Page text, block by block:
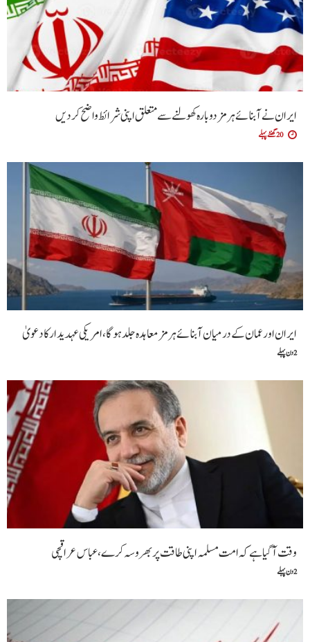
ایران نے آبنائے ہرمز دوبارہ کھولنے سے متعلق اپنی شرائط واضح کردیں
20 گھنٹے پہلے
ایران اور عمان کے درمیان آبنائے ہرمز معاہدہ جلد ہوگا،امریکی عہدیدار کا دعویٰ
2 دن پہلے
وقت آگیا ہے کہ امت مسلمہ اپنی طاقت پر بھروسہ کرے ،عباس عراقچی
2 دن پہلے